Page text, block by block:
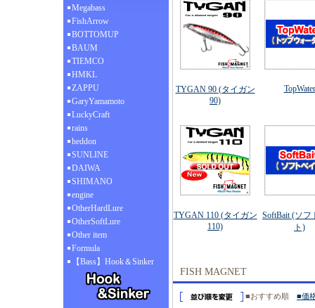
Megabass
FishArrow
BOTTOMUP
BAUM
TIEMCO
HMKL
ZAPPU
GaryYamamoto
LuckyCraft
rains
heddon
SUNLINE
DAIWA
SHIMANO
engine
OtherHardLure
OtherSoftLure
Other item
Formula
【Bass】Hook＆Sinker
TYGAN 90 (タイガン
90)
TopWater
TYGAN 110 (タイガン
110)
SoftBait (ソフ
ト)
FISH MAGNET
■おすすめ順 ■価